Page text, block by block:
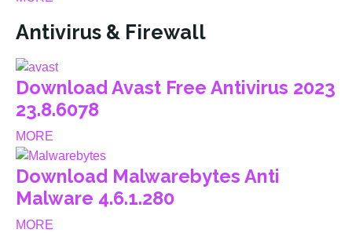
Antivirus & Firewall
Download Avast Free Antivirus 2023
23.8.6078
MORE
Download Malwarebytes Anti
Malware 4.6.1.280
MORE